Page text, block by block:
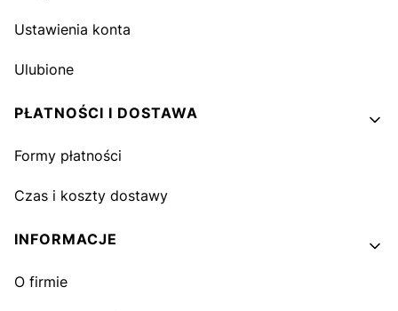
Ustawienia konta
Ulubione
PŁATNOŚCI I DOSTAWA
Formy płatności
Czas i koszty dostawy
INFORMACJE
O firmie